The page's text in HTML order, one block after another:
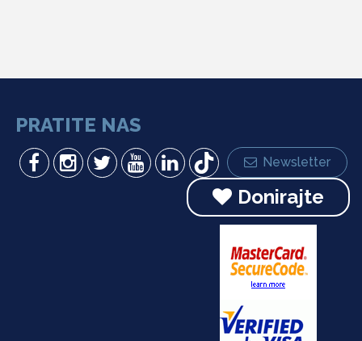
PRATITE NAS
Newsletter
Donirajte